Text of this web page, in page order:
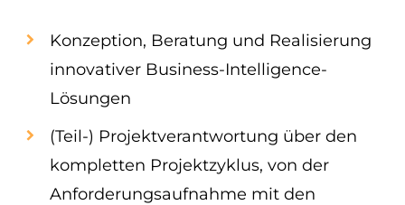
Konzeption, Beratung und Realisierung
innovativer Business-Intelligence-
Lösungen
(Teil-) Projektverantwortung über den
kompletten Projektzyklus, von der
Anforderungsaufnahme mit den